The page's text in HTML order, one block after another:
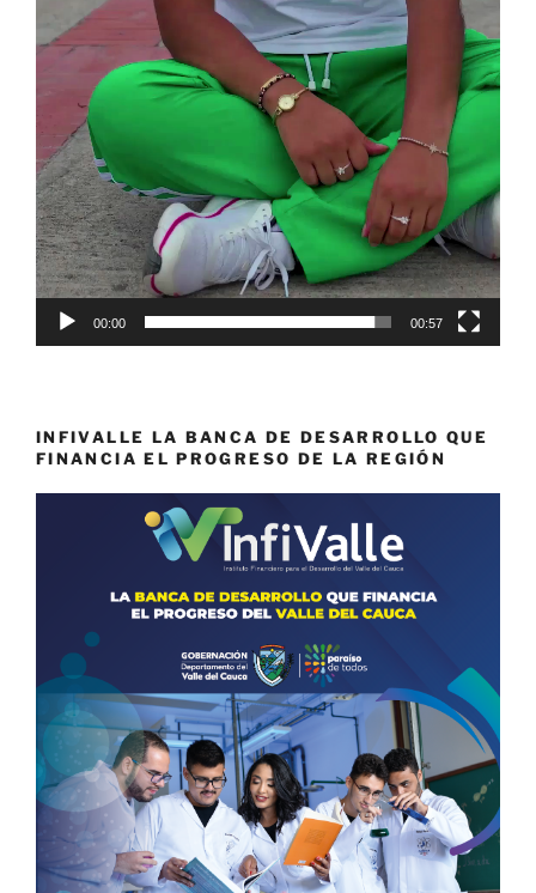
00:00 00:57
INFIVALLE LA BANCA DE DESARROLLO QUE
FINANCIA EL PROGRESO DE LA REGIÓN